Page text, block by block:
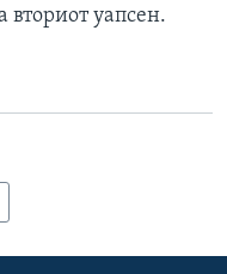
вториот уапсен.